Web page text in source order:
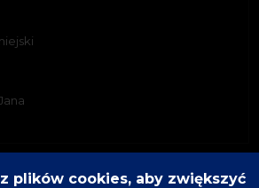
plików cookies, aby zwiększyć